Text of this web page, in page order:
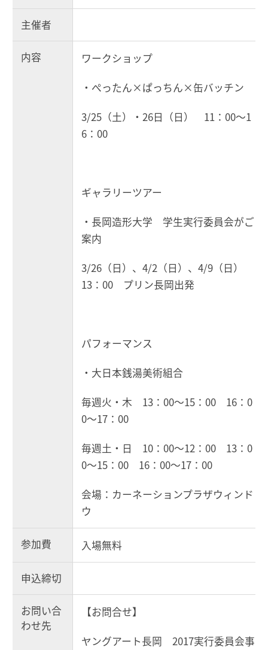
主催者
内容 ワークショップ
・ぺったん×ぱっちん×缶バッチン
3/25（土）・26日（日） 11：00～1
6：00
ギャラリーツアー
・長岡造形大学 学生実行委員会がご
案内
3/26（日）、4/2（日）、4/9（日）
13：00 プリン長岡出発
パフォーマンス
・大日本銭湯美術組合
毎週火・木 13：00～15：00 16：0
0～17：00
毎週土・日 10：00～12：00 13：0
0～15：00 16：00～17：00
会場：カーネーションプラザウィンド
ウ
参加費 入場無料
申込締切
お問い合
わせ先
【お問合せ】
ヤングアート長岡 2017実行委員会事